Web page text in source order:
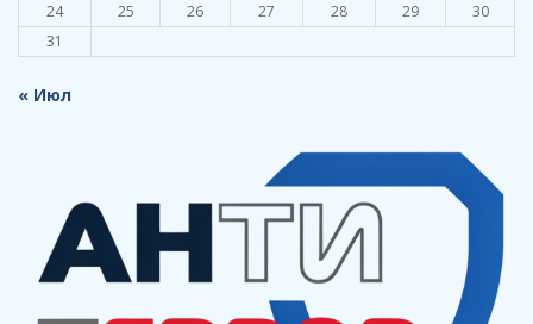
24
25 26 27 28 29
30
31
« Июл